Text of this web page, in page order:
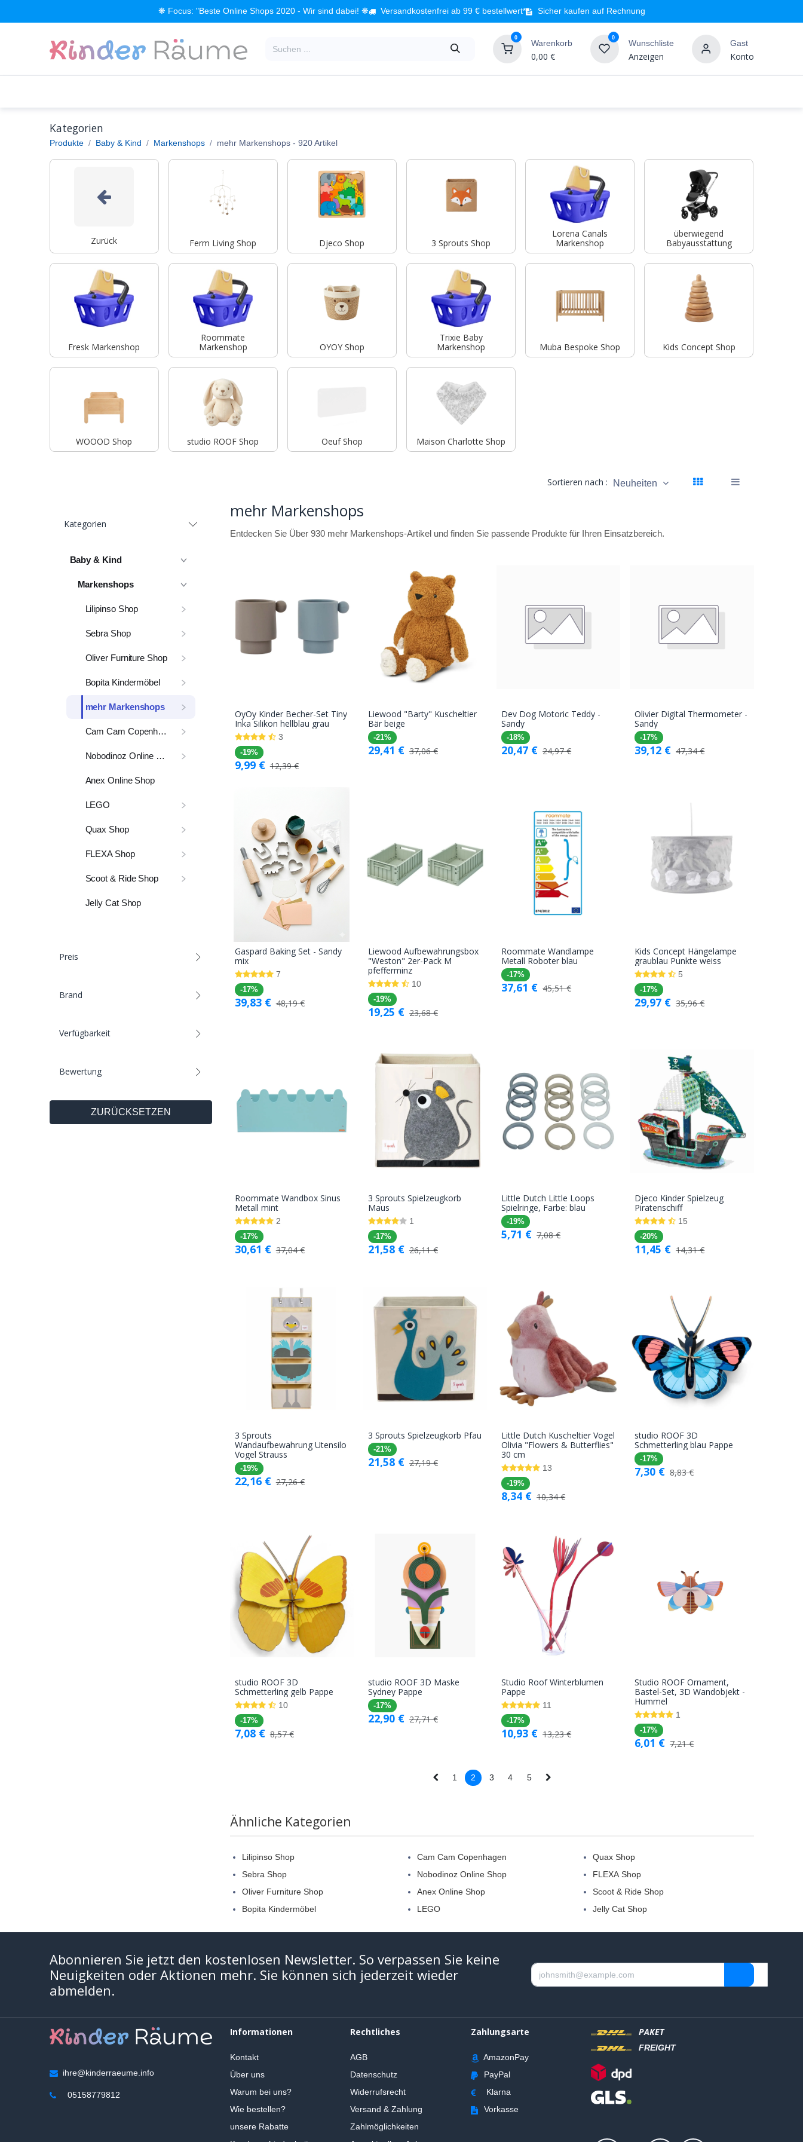
❋ Focus: "Beste Online Shops 2020 - Wir sind dabei! ❋ Versandkostenfrei ab 99 € bestellwert* Sicher kaufen auf Rechnung
0
Warenkorb
0,00 €
0
Wunschliste
Anzeigen
Gast
Konto
Kategorien
Produkte Baby & Kind Markenshops mehr Markenshops- 920 Artikel
Zurück Ferm Living Shop Djeco Shop 3 Sprouts Shop
Lorena Canals
Markenshop
überwiegend
Babyausstattung
Fresk Markenshop
Roommate
Markenshop
OYOY Shop
Trixie Baby
Markenshop
Muba Bespoke Shop Kids Concept Shop
WOOOD Shop studio ROOF Shop Oeuf Shop Maison Charlotte Shop
Sortieren nach : Neuheiten
Kategorien
Baby & Kind
Markenshops
Lilipinso Shop
Sebra Shop
Oliver Furniture Shop
Bopita Kindermöbel
mehr Markenshops
Cam Cam Copenhagen
Nobodinoz Online Shop
Anex Online Shop
LEGO
Quax Shop
FLEXA Shop
Scoot & Ride Shop
Jelly Cat Shop
Preis
Brand
Verfügbarkeit
Bewertung
ZURÜCKSETZEN
mehr Markenshops
Entdecken Sie Über 930 mehr Markenshops-Artikel und finden Sie passende Produkte für Ihren Einsatzbereich.
In den
Warenkorb
OyOy Kinder Becher-Set Tiny
Inka Silikon hellblau grau
3
-19%
9,99€ 12,39€
In den
Liewood "Barty" Kuscheltier
Bär beige
-21%
29,41 € 37,06€
Dev Dog Motoric Teddy -
Sandy
-18%
20,47 € 24,97€
Olivier Digital Thermometer -
Sandy
-17%
39,12 € 47,34€
In den
Warenkorb
Gaspard Baking Set - Sandy
mix
7
-17%
39,83€ 48,19€
In den
Warenkorb
Liewood Aufbewahrungsbox
"Weston" 2er-Pack M
pfefferminz
10
-19%
19,25 € 23,68€
In den
Roommate Wandlampe
Metall Roboter blau
-17%
37,61 € 45,51€
In den
Warenkorb
Kids Concept Hängelampe
graublau Punkte weiss
5
-17%
29,97 € 35,96€
Warenkorb
Roommate Wandbox Sinus
Metall mint
2
-17%
30,61 € 37,04€
In den
Warenkorb
3 Sprouts Spielzeugkorb
Maus
1
-17%
21,58€ 26,11€
In den
Little Dutch Little Loops
Spielringe, Farbe: blau
-19%
5,71 € 7,08€
In den
Warenkorb
Djeco Kinder Spielzeug
Piratenschiff
15
-20%
11,45 € 14,31€
In den
Warenkorb
3 Sprouts
Wandaufbewahrung Utensilo
Vogel Strauss
-19%
22,16€ 27,26€
In den
Warenkorb
3 Sprouts Spielzeugkorb Pfau
-21%
21,58€ 27,19€
In den
Little Dutch Kuscheltier Vogel
Olivia "Flowers & Butterflies"
30 cm
13
-19%
8,34 € 10,34€
In den
studio ROOF 3D
Schmetterling blau Pappe
-17%
7,30 € 8,83€
In den
Warenkorb
studio ROOF 3D
Schmetterling gelb Pappe
10
-17%
7,08€ 8,57€
In den
studio ROOF 3D Maske
Sydney Pappe
-17%
22,90€ 27,71€
Warenkorb
Studio Roof Winterblumen
Pappe
11
-17%
10,93 € 13,23€
In den
Studio ROOF Ornament,
Bastel-Set, 3D Wandobjekt -
Hummel
1
-17%
6,01 € 7,21€
1 2 3 4 5
Ähnliche Kategorien
Lilipinso Shop
Sebra Shop
Oliver Furniture Shop
Bopita Kindermöbel
Cam Cam Copenhagen
Nobodinoz Online Shop
Anex Online Shop
LEGO
Quax Shop
FLEXA Shop
Scoot & Ride Shop
Jelly Cat Shop
Abonnieren Sie jetzt den kostenlosen Newsletter. So verpassen Sie keine
Neuigkeiten oder Aktionen mehr. Sie können sich jederzeit wieder
abmelden.
ihre@kinderraeume.info
05158779812
Informationen
Kontakt
Über uns
Warum bei uns?
Wie bestellen?
unsere Rabatte
Rechtliches
AGB
Datenschutz
Widerrufsrecht
Versand & Zahlung
Zahlmöglichkeiten
Zahlungsarte
AmazonPay
PayPal
Klarna
Vorkasse
PAKET
FREIGHT